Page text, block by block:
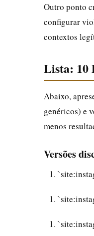
Outro ponto
configurar
contextos
Lista: 10
Abaixo,
genéricos) e
menos
Versões